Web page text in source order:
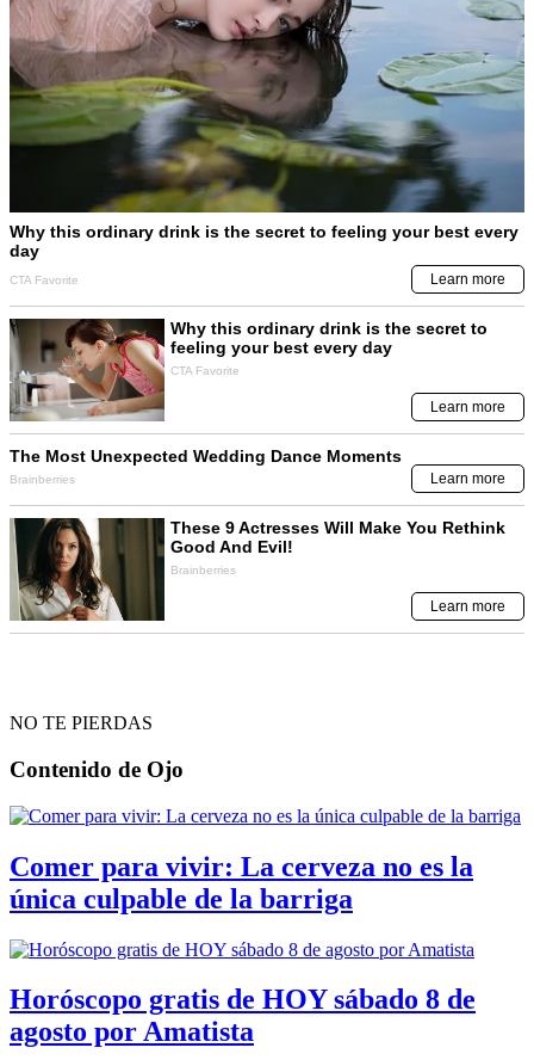
NO TE PIERDAS
Contenido de Ojo
Comer para vivir: La cerveza no es la
única culpable de la barriga
Horóscopo gratis de HOY sábado 8 de
agosto por Amatista